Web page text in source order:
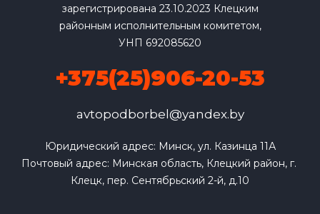
зарегистрирована 23.10.2023 Клецким
районным исполнительным комитетом,
УНП 692085620
+375(25)906-20-53
avtopodborbel@yandex.by
Юридический адрес: Минск, ул. Казинца 11А
Почтовый адрес: Минская область, Клецкий район, г.
Клецк, пер. Сентябрьский 2-й, д.10